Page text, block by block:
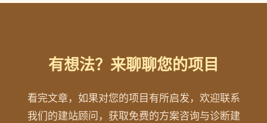
有想法？来聊聊您的项目
看完文章，如果对您的项目有所启发，欢迎联系
我们的建站顾问，获取免费的方案咨询与诊断建